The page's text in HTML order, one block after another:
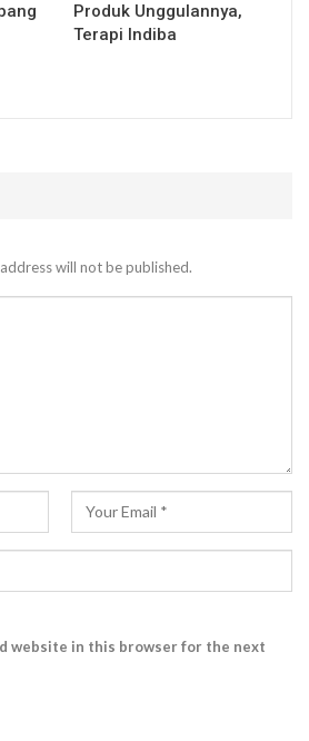
Produk Unggulannya,
Terapi Indiba
will not be published.
website in this browser for the next